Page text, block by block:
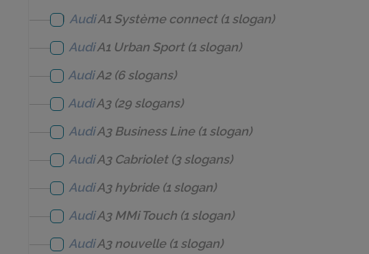
Audi A1 Système connect(1 slogan)
AudiA1 Urban Sport(1 slogan)
AudiA2(6 slogans)
AudiA3(29 slogans)
AudiA3 Business Line(1 slogan)
AudiA3 Cabriolet(3 slogans)
Audi A3 hybride(1 slogan)
AudiA3 MMi Touch (1 slogan)
AudiA3 nouvelle(1 slogan)